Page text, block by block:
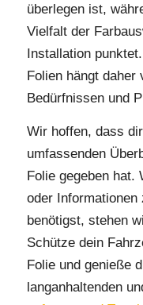
überlegen ist,
Vielfalt der
Installation
Folien hängt daher
Bedürfnissen und
Wir hoffen, dass
umfassenden
Folie gegeben hat.
oder Informationen
benötigst, stehen
Schütze dein
Folie und genieße
langanhaltenden